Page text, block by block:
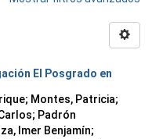
El Posgrado en
; Montes, Patricia;
; Padrón
Imer Benjamín;